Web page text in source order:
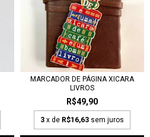
MARCADOR DE PÁGINA XICARA
LIVROS
R$49,90
3 x de R$16,63 sem juros